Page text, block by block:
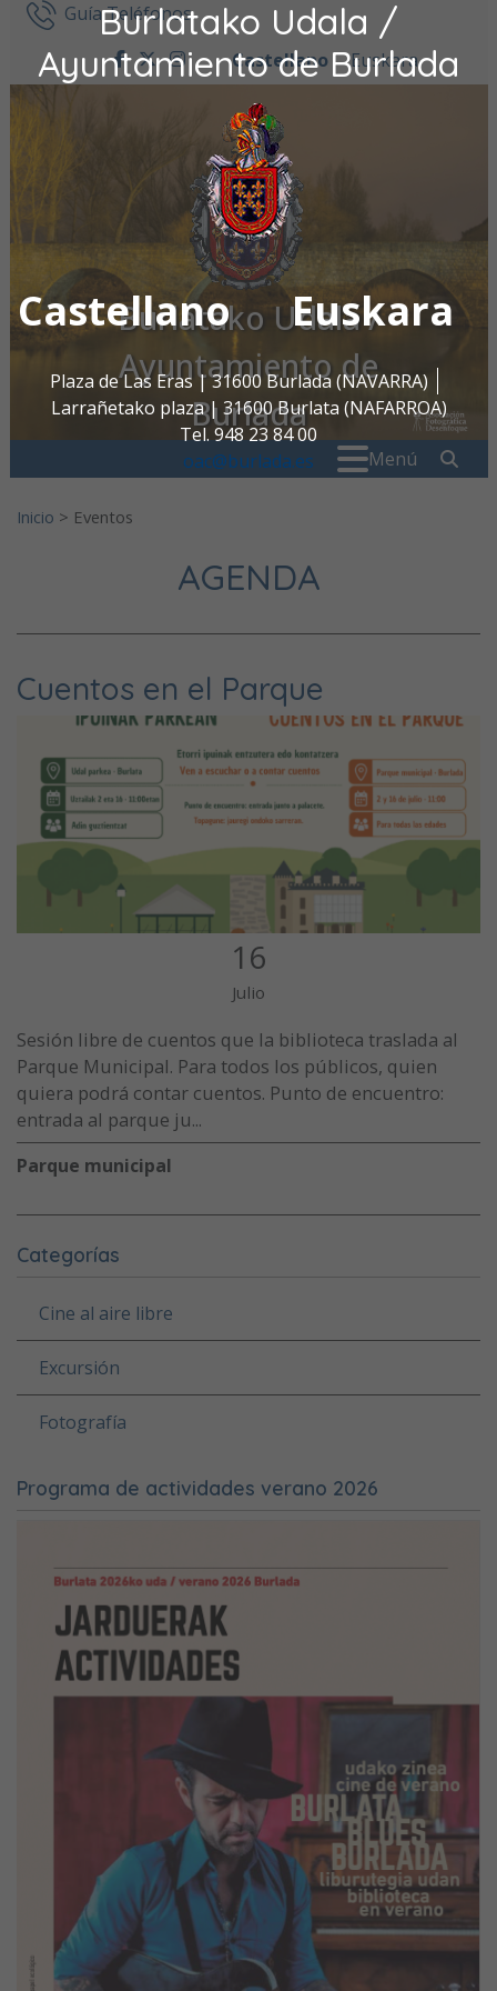
Burlatako Udala /
Ayuntamiento de Burlada
Castellano Euskara
Plaza de Las Eras | 31600 Burlada (NAVARRA)
Larrañetako plaza | 31600 Burlata (NAFARROA)
Tel. 948 23 84 00
oac@burlada.es
Ir al contenidoGuía Teléfonos
facebook
twitter
instagram
Castellano Euskara
Burlatako Udala /
Ayuntamiento de
Burlada
Menú
Inicio > Eventos
AGENDA
Cuentos en el Parque
16
Julio
Sesión libre de cuentos que la biblioteca traslada al
Parque Municipal. Para todos los públicos, quien
quiera podrá contar cuentos. Punto de encuentro:
entrada al parque ju...
Parque municipal
Categorías
Cine al aire libre
Excursión
Fotografía
Programa de actividades verano 2026